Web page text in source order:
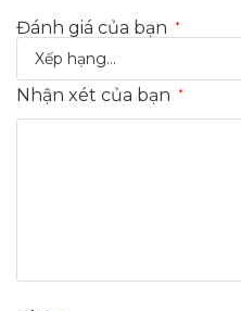
Đánh giá của bạn *
Nhận xét của bạn *